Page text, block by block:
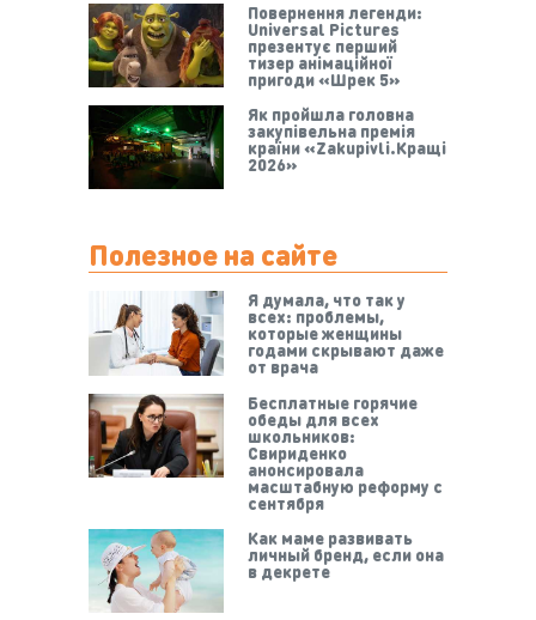
Повернення легенди:
Universal Pictures
презентує перший
тизер анімаційної
пригоди «Шрек 5»
Як пройшла головна
закупівельна премія
країни «Zakupivli.Кращі
2026»
Полезное на сайте
Я думала, что так у
всех: проблемы,
которые женщины
годами скрывают даже
от врача
Бесплатные горячие
обеды для всех
школьников:
Свириденко
анонсировала
масштабную реформу с
сентября
Как маме развивать
личный бренд, если она
в декрете